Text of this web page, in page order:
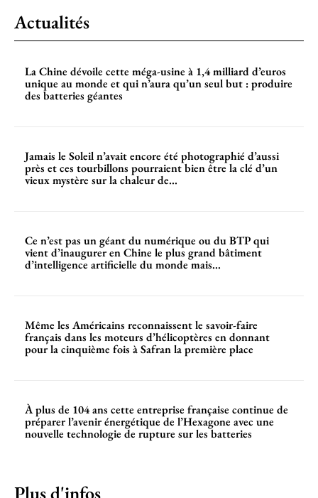
Actualités
La Chine dévoile cette méga-usine à 1,4 milliard d’euros
unique au monde et qui n’aura qu’un seul but : produire
des batteries géantes
Jamais le Soleil n’avait encore été photographié d’aussi
près et ces tourbillons pourraient bien être la clé d’un
vieux mystère sur la chaleur de...
Ce n’est pas un géant du numérique ou du BTP qui
vient d’inaugurer en Chine le plus grand bâtiment
d’intelligence artificielle du monde mais...
Même les Américains reconnaissent le savoir-faire
français dans les moteurs d’hélicoptères en donnant
pour la cinquième fois à Safran la première place
À plus de 104 ans cette entreprise française continue de
préparer l’avenir énergétique de l’Hexagone avec une
nouvelle technologie de rupture sur les batteries
Plus d'infos